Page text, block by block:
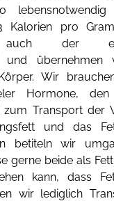
Kalorien pro
auch der
und übernehmen
Wir
Hormone,
Transport der
und das
betiteln wir
gerne beide als
kann, dass
wir lediglich